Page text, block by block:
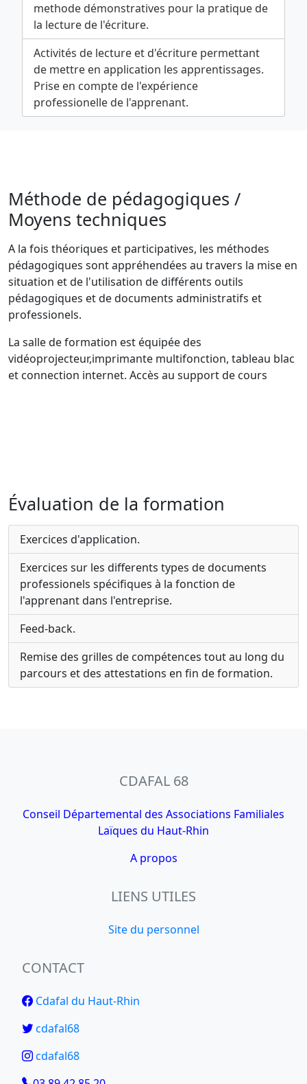
methode démonstratives pour la pratique de
la lecture de l'écriture.
Activités de lecture et d'écriture permettant
de mettre en application les apprentissages.
Prise en compte de l'expérience
professionelle de l'apprenant.
Méthode de pédagogiques /
Moyens techniques
A la fois théoriques et participatives, les méthodes
pédagogiques sont appréhendées au travers la mise en
situation et de l'utilisation de différents outils
pédagogiques et de documents administratifs et
professionels.
La salle de formation est équipée des
vidéoprojecteur,imprimante multifonction, tableau blac
et connection internet. Accès au support de cours
Évaluation de la formation
Exercices d'application.
Exercices sur les differents types de documents
professionels spécifiques à la fonction de
l'apprenant dans l'entreprise.
Feed-back.
Remise des grilles de compétences tout au long du
parcours et des attestations en fin de formation.
CDAFAL 68
Conseil Départemental des Associations Familiales
Laïques du Haut-Rhin
A propos
LIENS UTILES
Site du personnel
CONTACT
Cdafal du Haut-Rhin
cdafal68
cdafal68